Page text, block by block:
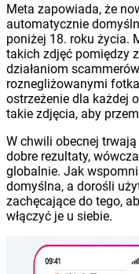
Meta zapowiada, że
automatycznie
poniżej 18. roku życia.
takich zdjęć pomiędzy
działaniom
roznegliżowanymi
ostrzeżenie dla każdej
takie zdjęcia, aby
W chwili obecnej
dobre rezultaty,
globalnie. Jak
domyślna, a dorośli
zachęcające do tego,
włączyć je u siebie.